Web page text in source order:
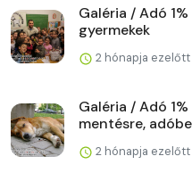
Galéria / Adó
gyermekek
2 hónapja ezelőtt
Galéria / Adó
mentésre,
2 hónapja ezelőtt